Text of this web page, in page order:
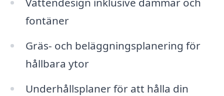
fontäner
Gräs- och beläggningsplanering för
hållbara ytor
Underhållsplaner för att hålla din